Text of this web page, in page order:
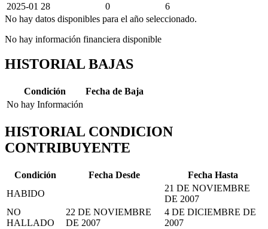
2025-01 28 0
6
No hay datos disponibles para el año seleccionado.
No hay información financiera disponible
HISTORIAL BAJAS
Condición
Fecha de Baja
No hay Información
HISTORIAL CONDICION
CONTRIBUYENTE
Condición Fecha Desde
Fecha Hasta
HABIDO
21 DE NOVIEMBRE
DE 2007
NO
HALLADO
22 DE NOVIEMBRE
DE 2007
4 DE DICIEMBRE DE
2007